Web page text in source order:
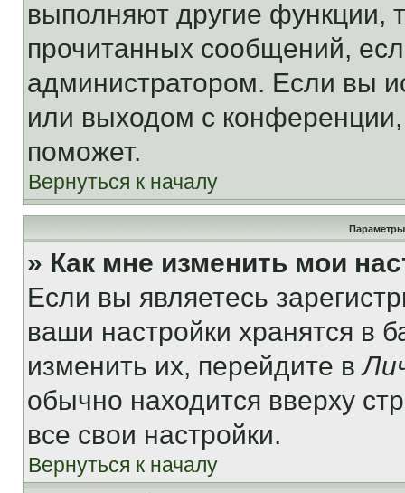
выполняют другие функции,
прочитанных сообщений,
администратором. Если вы
или выходом с
поможет.
Вернуться к началу
Параметры
» Как мне изменить мои
Если вы являетесь
ваши настройки хранятся в
изменить их, перейдите в
обычно находится вверху
все свои настройки.
Вернуться к началу